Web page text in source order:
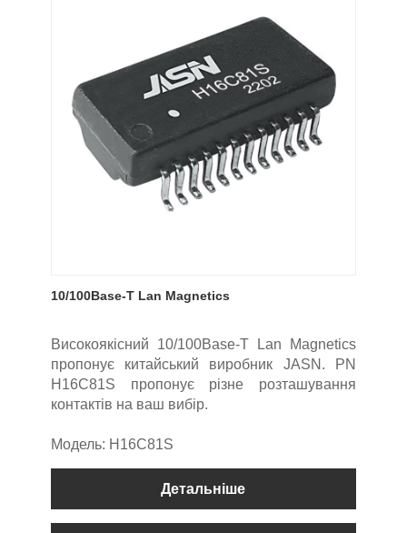
10/100Base-T Lan Magnetics
Високоякісний 10/100Base-T Lan Magnetics
пропонує китайський виробник JASN. PN
H16C81S пропонує різне розташування
контактів на ваш вибір.
Модель: H16C81S
Детальніше